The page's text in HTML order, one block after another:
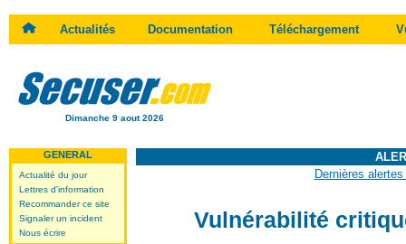
Actualités Documentation Téléchargement
Dimanche 9 aout 2026
GENERAL
Actualité du jour
Lettres d'information
Recommander ce site
Signaler un incident
Nous écrire
Dernières
Vulnérabilité